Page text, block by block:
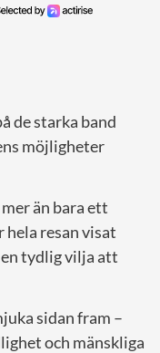
de starka band
möjligheter
än bara ett
resan visat
tydlig vilja att
sidan fram –
och mänskliga